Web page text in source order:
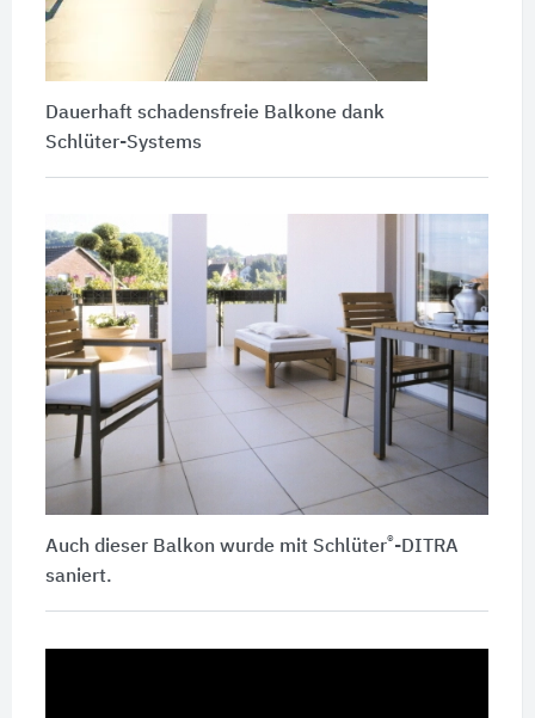
Dauerhaft schadensfreie Balkone dank
Schlüter-Systems
Auch dieser Balkon wurde mit Schlüter®-DITRA
saniert.